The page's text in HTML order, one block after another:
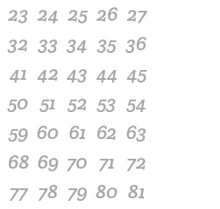
23 24 25 26 27
32 33 34 35 36
41 42 43 44 45
50 51 52 53 54
59 60 61 62 63
68 69 70 71 72
77 78 79 80 81